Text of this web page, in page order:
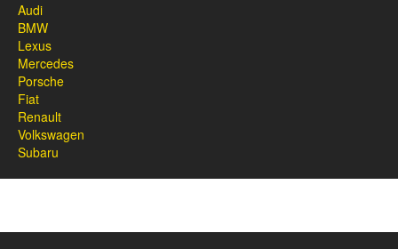
Audi
BMW
Lexus
Mercedes
Porsche
Fiat
Renault
Volkswagen
Subaru